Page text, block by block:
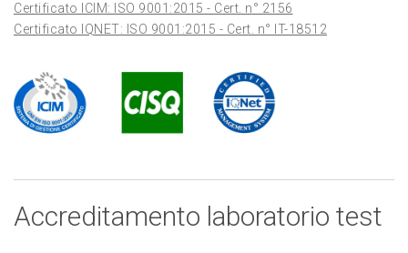
Certificato ICIM: ISO 9001:2015 - Cert. n° 2156
Certificato IQNET: ISO 9001:2015 - Cert. n° IT-18512
Accreditamento laboratorio test